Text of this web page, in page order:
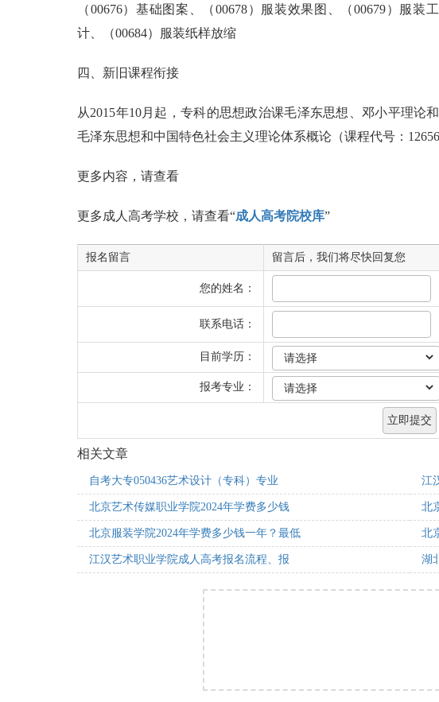
（00676）基础图案、（00678）服装效果图、（00679）服
计、（00684）服装纸样放缩
四 、新旧课程衔接
从2015年10月起，专科的思想政治课毛泽东思想、邓小平理论
毛泽东思想和中国特色社会主义理论体系概论（课程代号：12656
更多内容，请查看
更多成人高考学校，请查看“成人高考院校库”
报名留言 留言后，我们将尽快回复您
您的姓名：
联系电话：
目前学历：
报考专业：
相关文章
自考大专050436艺术设计（专科）专业 江
北京艺术传媒职业学院2024年学费多少钱 北
北京服装学院2024年学费多少钱一年？最低 北
江汉艺术职业学院成人高考报名流程、报 湖